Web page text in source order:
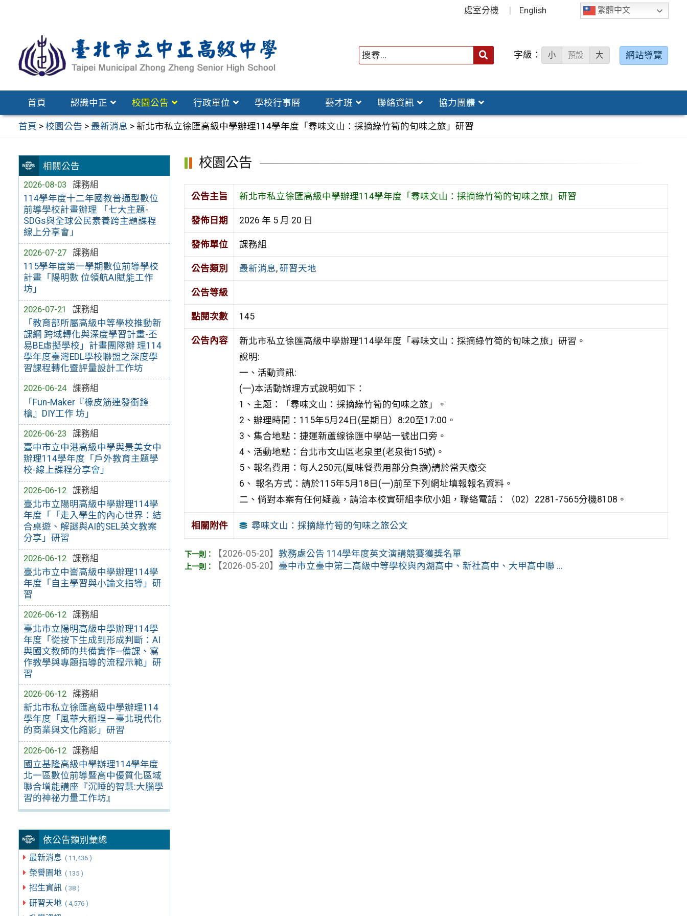
區
繁體中文
處室分機 English
字級： 小 預設 大 網站導覽
首頁 認識中正 校園公告 行政單位 學校行事曆 藝才班 聯絡資訊 協力團體
首頁 >校園公告 > 最新消息 >新北市私立徐匯高級中學辦理114學年度「尋味文山：採摘綠竹筍的旬味之旅」研習
相關公告
2026-08-03
課務組
114學年度十二年國教普通型數位
前導學校計畫辦理 「七大主題-
SDGs與全球公民素養跨主題課程
線上分享會」
2026-07-27
課務組
115學年度第一學期數位前導學校
計畫「陽明數 位領航AI賦能工作
坊」
2026-07-21
課務組
「教育部所屬高級中等學校推動新
課綱 跨域轉化與深度學習計畫-丕
易BE虛擬學校」計畫團隊辦 理114
學年度臺灣EDL學校聯盟之深度學
習課程轉化暨評量設計工作坊
2026-06-24
課務組
「Fun-Maker『橡皮筋連發衝鋒
槍』DIY工作 坊」
2026-06-23
課務組
臺中市立中港高級中學與景美女中
辦理114學年度「戶外教育主題學
校-線上課程分享會」
2026-06-12
課務組
臺北市立陽明高級中學辦理114學
年度「「走入學生的內心世界：結
合桌遊、解謎與AI的SEL英文教案
分享」研習
2026-06-12
課務組
臺北市立中崙高級中學辦理114學
年度「自主學習與小論文指導」研
習
2026-06-12
課務組
臺北市立陽明高級中學辦理114學
年度「從按下生成到形成判斷：AI
與國文教師的共備實作—備課、寫
作教學與專題指導的流程示範」研
習
2026-06-12
課務組
新北市私立徐匯高級中學辦理114
學年度「風華大稻埕－臺北現代化
的商業與文化縮影」研習
2026-06-12
課務組
國立基隆高級中學辦理114學年度
北一區數位前導暨高中優質化區域
聯合增能講座『沉睡的智慧:大腦學
習的神祕力量工作坊』
依公告類別彙總
最新消息 ( 11,436 )
榮譽園地 ( 135 )
招生資訊 ( 38 )
研習天地 ( 4,576 )
校園公告
公告主旨 新北市私立徐匯高級中學辦理114學年度「尋味文山：採摘綠竹筍的旬味之旅」研習
發佈日期 2026 年 5 月 20 日
發佈單位 課務組
公告類別 最新消息, 研習天地
公告等級
點閱次數 145
公告內容
新北市私立徐匯高級中學辦理114學年度「尋味文山：採摘綠竹筍的旬味之旅」研習。
說明:
一、活動資訊:
(一)本活動辦理方式說明如下：
1、主題：「尋味文山：採摘綠竹筍的旬味之旅」。
2、辦理時間：115年5月24日(星期日）8:20至17:00。
3、集合地點：捷運新蘆線徐匯中學站一號出口旁。
4、活動地點：台北市文山區老泉里(老泉街15號)。
5、報名費用：每人250元(風味餐費用部分負擔)請於當天繳交
6、 報名方式：請於115年5月18日(一)前至下列網址填報報名資料。
二、倘對本案有任何疑義，請洽本校實研組李欣小姐，聯絡電話：（02）2281-7565分機8108。
相關附件 尋味文山：採摘綠竹筍的旬味之旅公文
【2026-05-20】教務處公告 114學年度英文演講競賽獲獎名單
【2026-05-20】 臺中市立臺中第二高級中等學校與內湖高中、新社高中、大甲高中聯 ...